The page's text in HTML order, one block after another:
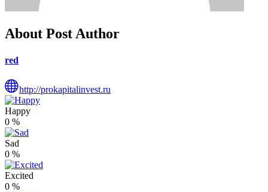
About Post Author
red
http://prokapitalinvest.ru
Happy
0 %
Sad
0 %
Excited
0 %